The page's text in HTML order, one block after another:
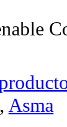
, Asma